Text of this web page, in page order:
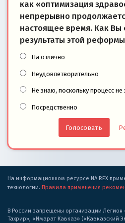
как «оптимизация
непрерывно
настоящее время. Как Вы
результаты этой
На отлично
Неудовлетворительно
Не знаю, поскольку процесс не
Посредственно
На информационном ресурсе ИА REX
технологии. Правила применения
В России запрещены организации
Тахрир», «Имарат Кавказ»